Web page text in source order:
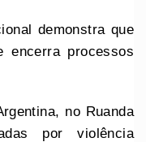
demonstra que
encerra processos
no Ruanda
por violência